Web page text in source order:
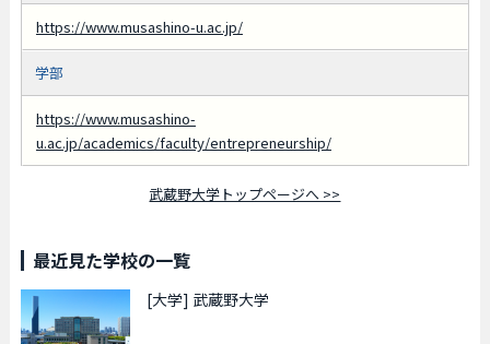
https://www.musashino-u.ac.jp/
学部
https://www.musashino-
u.ac.jp/academics/faculty/entrepreneurship/
武蔵野大学トップページへ >>
最近見た学校の一覧
[大学] 武蔵野大学